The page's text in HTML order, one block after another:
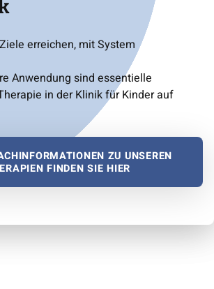
erreichen, mit System
Anwendung sind essentielle
in der Klinik für Kinder auf
ZU UNSEREN
FINDEN SIE HIER